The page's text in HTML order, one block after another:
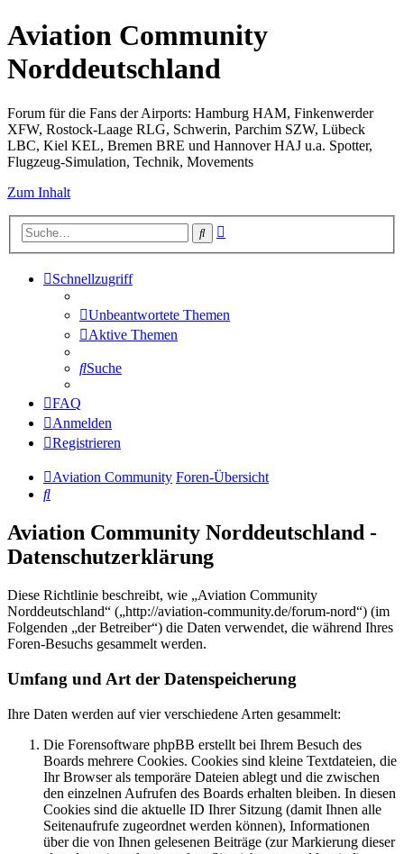
Aviation Community
Norddeutschland
Forum für die Fans der Airports: Hamburg HAM, Finkenwerder
XFW, Rostock-Laage RLG, Schwerin, Parchim SZW, Lübeck
LBC, Kiel KEL, Bremen BRE und Hannover HAJ u.a. Spotter,
Flugzeug-Simulation, Technik, Movements
Zum Inhalt
Suche
Schnellzugriff
Unbeantwortete Themen
Aktive Themen
Suche
FAQ
Anmelden
Registrieren
Aviation Community Foren-Übersicht
Suche
Aviation Community Norddeutschland -
Datenschutzerklärung
Diese Richtlinie beschreibt, wie „Aviation Community
Norddeutschland“ („http://aviation-community.de/forum-nord“) (im
Folgenden „der Betreiber“) die Daten verwendet, die während Ihres
Foren-Besuchs gesammelt werden.
Umfang und Art der Datenspeicherung
Ihre Daten werden auf vier verschiedene Arten gesammelt:
Die Forensoftware phpBB erstellt bei Ihrem Besuch des
Boards mehrere Cookies. Cookies sind kleine Textdateien, die
Ihr Browser als temporäre Dateien ablegt und die zwischen
den einzelnen Aufrufen des Boards erhalten bleiben. In diesen
Cookies sind die aktuelle ID Ihrer Sitzung (damit Ihnen alle
Seitenaufrufe zugeordnet werden können), Informationen
über die von Ihnen gelesenen Beiträge (zur Markierung dieser